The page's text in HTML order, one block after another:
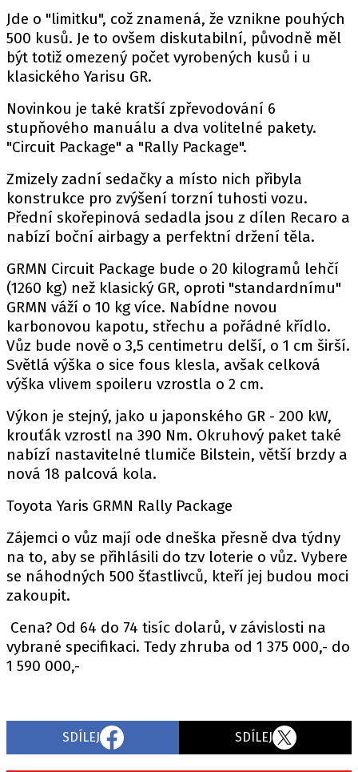
MOTORSPORT
PIT LANE
ČEŠI V AKCI
FIA CEZ & POHÁRY
MEZINÁRODNÍ SCÉNA
SLEDUJTE NÁS NA|
Máte příběh, fotku nebo video?
ETICKÝ KODEX
KONTAKT
VYDAVATEL
INZERCE
Provozovatelem serveru autoroad.cz je
Jde o "limitku", což znamená, že vznikne pouhých
500 kusů. Je to ovšem diskutabilní, původně měl
být totiž omezený počet vyrobených kusů i u
klasického Yarisu GR.
Novinkou je také kratší zpřevodování 6
stupňového manuálu a dva volitelné pakety.
"Circuit Package" a "Rally Package".
Zmizely zadní sedačky a místo nich přibyla
konstrukce pro zvýšení torzní tuhosti vozu.
Přední skořepinová sedadla jsou z dílen Recaro a
nabízí boční airbagy a perfektní držení těla.
GRMN Circuit Package bude o 20 kilogramů lehčí
(1260 kg) než klasický GR, oproti "standardnímu"
GRMN váží o 10 kg více. Nabídne novou
karbonovou kapotu, střechu a pořádné křídlo.
Vůz bude nově o 3,5 centimetru delší, o 1 cm širší.
Světlá výška o sice fous klesla, avšak celková
výška vlivem spoileru vzrostla o 2 cm.
Výkon je stejný, jako u japonského GR - 200 kW,
krouťák vzrostl na 390 Nm. Okruhový paket také
nabízí nastavitelné tlumiče Bilstein, větší brzdy a
nová 18 palcová kola.
Toyota Yaris GRMN Rally Package
Zájemci o vůz mají ode dneška přesně dva týdny
na to, aby se přihlásili do tzv loterie o vůz. Vybere
se náhodných 500 šťastlivců, kteří jej budou moci
zakoupit.
Cena? Od 64 do 74 tisíc dolarů, v závislosti na
vybrané specifikaci. Tedy zhruba od 1 375 000,- do
1 590 000,-
SDÍLEJ SDÍLEJ